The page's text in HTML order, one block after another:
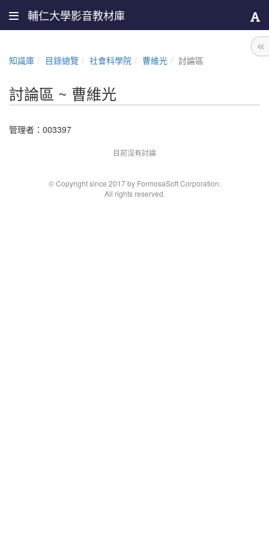
輔仁大學影音教材庫
知識庫 目錄總覽 社會科學院 曹維光 討論區
討論區 ~ 曹維光
管理者： 003397
目前沒有討論
© Copyright since 2017 by FormosaSoft Corporation.
All rights reserved.